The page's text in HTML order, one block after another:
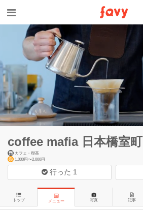
coffee mafia 日本橋室町
カフェ・喫茶
1,000円〜2,000円
行った 1
トップ メニュー 写真 記事